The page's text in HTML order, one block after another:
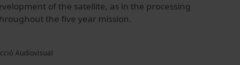
of the satellite, as in the processing
the five year mission.
Audiovisual